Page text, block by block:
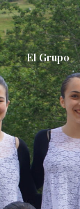
El Grupo